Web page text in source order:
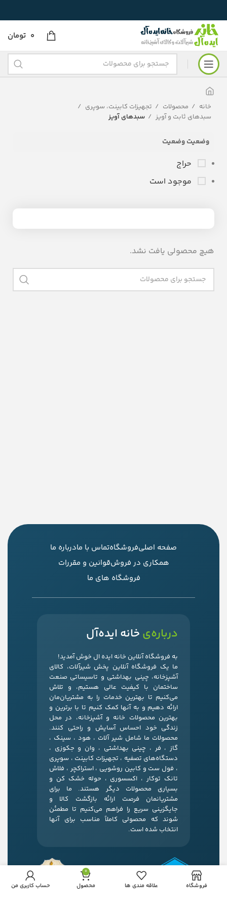
0 تومان
خانه محصولات
تجهیزات کابینت، سوپری
سبدهای ثابت و آویز
سبدهای آویز
وضعیت وضعیت
حراج
موجود است
هیچ محصولی یافت نشد.
صفحه اصلیفروشگاهتماس با مادرباره ما
همکاری در فروشقوانین و مقررات
فروشگاه های ما
درباره‌ی خانه ایده‌آل
به فروشگاه آنلاین خانه ایده ال خوش آمدید!
ما یک فروشگاه آنلاین پخش شیرآلات، کالای
آشپزخانه، چینی بهداشتی و تاسیساتی صنعت
ساختمان با کیفیت عالی هستیم، و تلاش
می‌کنیم تا بهترین خدمات را به مشتریان‌مان
ارائه دهیم و به آنها کمک کنیم تا با برترین و
بهترین محصولات خانه و آشپزخانه، در محل
زندگی خود احساس آسایش و راحتی کنند.
محصولات ما شامل شیر آلات ، هود ، سینک ،
گاز ، فر ، چینی بهداشتی ، وان و جکوزی ،
دستگاه‌های تصفیه ، تجهیزات کابینت ، سوپری
، فول ست و کابین روشویی ، استراکچر ، فلاش
تانک توکار ، اکسسوری ، حوله خشک کن و
بسیاری محصولات دیگر هستند. ما برای
مشتریانمان فرصت ارائه بازگشت کالا و
جایگزینی سریع را فراهم می‌کنیم تا مطمئن
شوند که محصولی کاملاً مناسب برای آنها
انتخاب شده است.
فروشگاه علاقه مندی ها
0
محصول حساب کاربری من